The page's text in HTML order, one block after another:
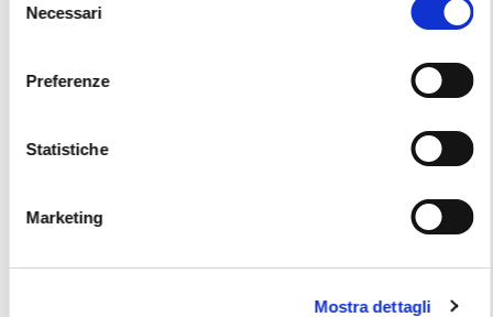
delNecessari
Preferenze
Statistiche
Marketing
Mostra dettagli
APPROFONDIMENTI (RISERVATO RETE BCS)